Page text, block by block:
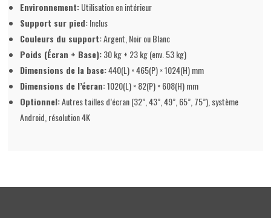
Environnement:Utilisation en intérieur
Support sur pied:Inclus
Couleurs du support:Argent, Noir ou Blanc
Poids (Écran + Base):30 kg + 23 kg (env. 53 kg)
Dimensions de la base:440(L) × 465(P) × 1024(H) mm
Dimensions de l’écran:1020(L) × 82(P) × 608(H) mm
Optionnel:Autres tailles d’écran (32”, 43”, 49”, 65”, 75”), système
Android, résolution 4K